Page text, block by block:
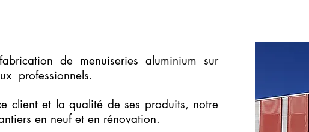
de menuiseries aluminium sur
professionnels.
client et la qualité de ses produits, notre
en neuf et en rénovation.